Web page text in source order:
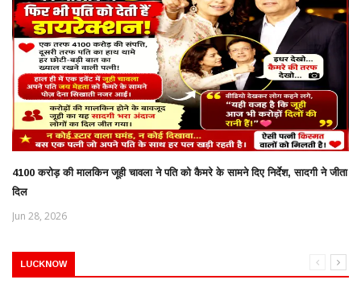
4100 करोड़ की मालकिन जूही चावला ने पति को कैमरे के सामने दिए निर्देश, सादगी ने जीता
दिल
Jun 28, 2026
LUCKNOW